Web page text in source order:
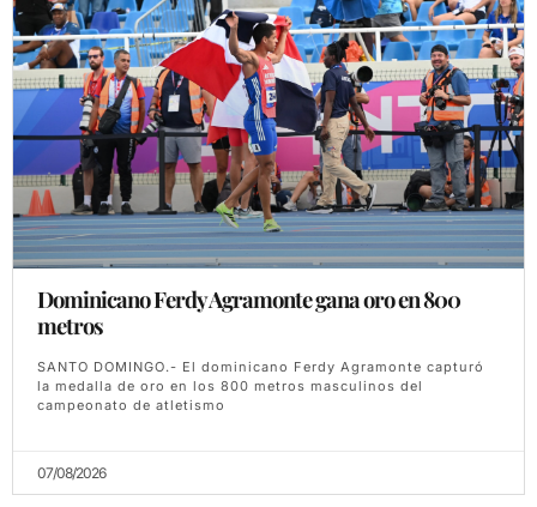
Dominicano Ferdy Agramonte gana oro en 800
metros
SANTO DOMINGO.- El dominicano Ferdy Agramonte capturó
la medalla de oro en los 800 metros masculinos del
campeonato de atletismo
07/08/2026